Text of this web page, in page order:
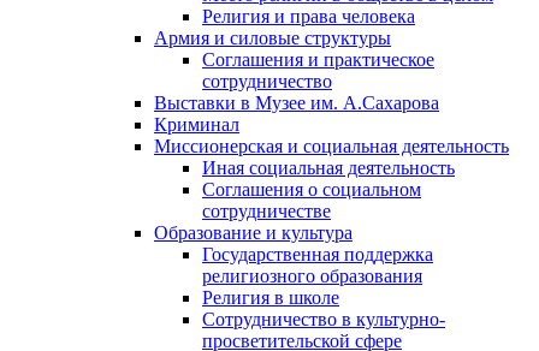
Религия и права человека
Армия и силовые структуры
Соглашения и практическое
сотрудничество
Выставки в Музее им. А.Сахарова
Криминал
Миссионерская и социальная деятельность
Иная социальная деятельность
Соглашения о социальном
сотрудничестве
Образование и культура
Государственная поддержка
религиозного образования
Религия в школе
Сотрудничество в культурно-
просветительской сфере